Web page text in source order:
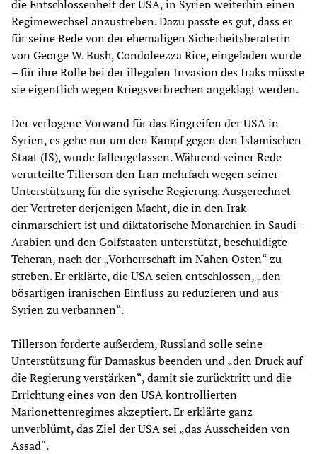
die Entschlossenheit der USA, in Syrien weiterhin einen
Regimewechsel anzustreben. Dazu passte es gut, dass er
für seine Rede von der ehemaligen Sicherheitsberaterin
von George W. Bush, Condoleezza Rice, eingeladen wurde
– für ihre Rolle bei der illegalen Invasion des Iraks müsste
sie eigentlich wegen Kriegsverbrechen angeklagt werden.
Der verlogene Vorwand für das Eingreifen der USA in
Syrien, es gehe nur um den Kampf gegen den Islamischen
Staat (IS), wurde fallengelassen. Während seiner Rede
verurteilte Tillerson den Iran mehrfach wegen seiner
Unterstützung für die syrische Regierung. Ausgerechnet
der Vertreter derjenigen Macht, die in den Irak
einmarschiert ist und diktatorische Monarchien in Saudi-
Arabien und den Golfstaaten unterstützt, beschuldigte
Teheran, nach der „Vorherrschaft im Nahen Osten“ zu
streben. Er erklärte, die USA seien entschlossen, „den
bösartigen iranischen Einfluss zu reduzieren und aus
Syrien zu verbannen“.
Tillerson forderte außerdem, Russland solle seine
Unterstützung für Damaskus beenden und „den Druck auf
die Regierung verstärken“, damit sie zurücktritt und die
Errichtung eines von den USA kontrollierten
Marionettenregimes akzeptiert. Er erklärte ganz
unverblümt, das Ziel der USA sei „das Ausscheiden von
Assad“.